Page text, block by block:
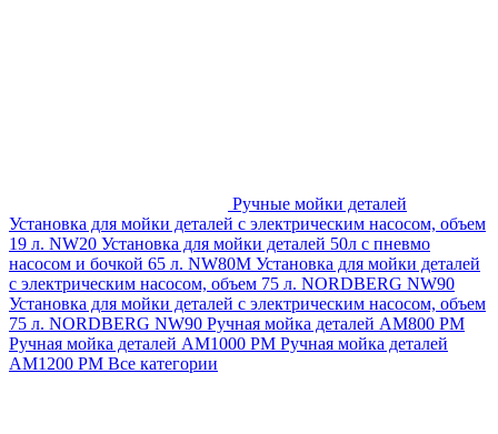
Ручные мойки деталей
Установка для мойки деталей с электрическим насосом, объем
19 л. NW20 Установка для мойки деталей 50л с пневмо
насосом и бочкой 65 л. NW80M Установка для мойки деталей
с электрическим насосом, объем 75 л. NORDBERG NW90
Установка для мойки деталей с электрическим насосом, объем
75 л. NORDBERG NW90 Ручная мойка деталей АМ800 РМ
Ручная мойка деталей АМ1000 РМ Ручная мойка деталей
АМ1200 РМ Все категории